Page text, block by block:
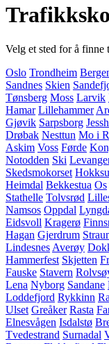
Velg et sted for å
Oslo Trondheim
Sandnes Skien
Tønsberg Moss Larvik
Hamar Lillehammer
Gjøvik Sarpsborg
Drøbak Nesttun Mo i
Askim Voss Førde
Notodden Ski
Skedsmokorset
Heimdal Bekkestua Os
Stathelle Tolvsrød
Namsos Oppdal
Eidsvoll Kragerø
Hagan Gjerdrum
Lindesnes Averøy
Hammerfest Skjetten
Fauske Stavern
Lena Nyborg Sandane
Loddefjord Rykkinn
Ulset Greåker Rasta
Elnesvågen Isdalstø
Tvedestrand Surnadal